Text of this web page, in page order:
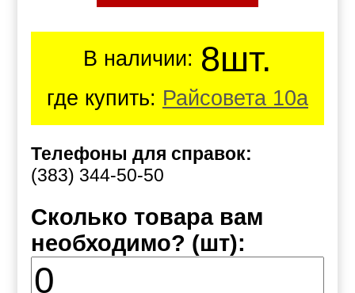
В наличии: 8шт.
где купить: Райсовета 10а
Телефоны для справок:
(383) 344-50-50
Сколько товара вам
необходимо? (шт):